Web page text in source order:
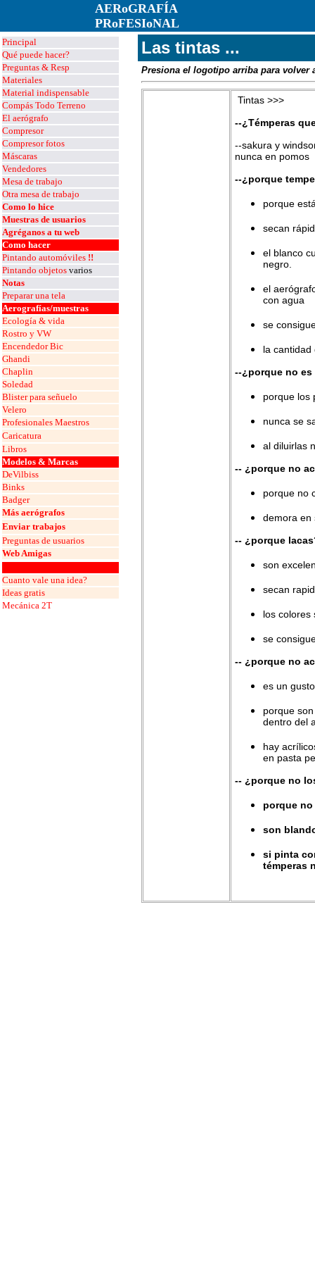
AERoGRAFÍA
PRoFESIoNAL
Principal
Qué puede hacer?
Preguntas & Resp
Materiales
Material indispensable
Compás Todo Terreno
El aerógrafo
Compresor
Compresor fotos
Máscaras
Vendedores
Mesa de trabajo
Otra mesa de trabajo
Como lo hice
Muestras de usuarios
Agréganos a tu web
Como hacer
Pintando automóviles !!
Pintando objetos varios
Notas
Preparar una tela
Aerografías/muestras
Ecología & vida
Rostro y VW
Encendedor Bic
Ghandi
Chaplin
Soledad
Blister para señuelo
Velero
Profesionales Maestros
Caricatura
Libros
Modelos & Marcas
DeVilbiss
Binks
Badger
Más aerógrafos
Enviar trabajos
Preguntas de usuarios
Web Amigas
Cuanto vale una idea?
Ideas gratis
Mecánica 2T
Las tintas ...
Presiona el logotipo arriba para volver
Tintas >>>
--¿Témperas
--sakura y
nunca en pomos
--¿porque
porque
secan
el blanco
negro.
el
con agua
se
la cantidad
--¿porque no es
porque los
nunca se
al diluirlas
-- ¿porque no
porque no
demora en
-- ¿porque
son
secan
los colores
se
-- ¿porque no
es un
porque
dentro del
hay
en pasta
-- ¿porque no
porque
son
si pinta
témperas